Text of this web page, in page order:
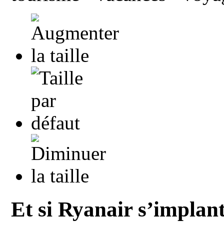
Et si Ryanair